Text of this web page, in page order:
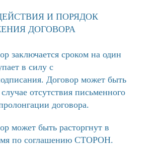
И ПОРЯДОК
ДОГОВОРА
заключается сроком на один
в силу с
Договор может быть
отсутствия письменного
договора.
может быть расторгнут в
по соглашению СТОРОН.